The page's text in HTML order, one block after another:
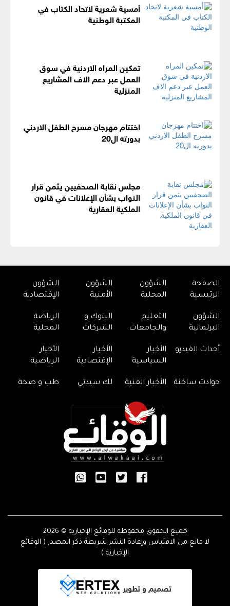
أمسية شعرية لاتحاد الكتاب في
المكتبة الوطنية
تمكين المراه الاردنية في سوق
العمل عبر دعم الاف المشاريع
المنزلية
اختتام مهرجان مسرح الطفل الاردني
بدورته ال20
مجلس نقابة الصحفيين يثمن قرار
النواب بشأن الإعلانات في قانون
الملكية العقارية
الصفحة
الرئيسية
الشؤون
المحلية
الشؤون
الأمنية
الشؤون
الإقتصادية
الشؤون
البرلمانية
التعليم
والجامعات
البنوك و
الشركات
الرياضة
المحلية
أحداث الفيديو
الأخبار
السياسية
الأخبار
الإقتصادية
الأخبار
الرياضية
حوادث ساخنة الأخبار الفنية لك سيدتي طب و صحة
جميع الحقوق محفوظة للوقائع الإخبارية © 2026
لا مانع من الاقتباس وإعادة النشر شريطة ذكر المصدر ( الوقائع
الإخبارية )
تصميم و تطوير